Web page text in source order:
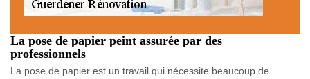
La pose de papier peint assurée par des
professionnels
La pose de papier est un travail qui nécessite beaucoup de